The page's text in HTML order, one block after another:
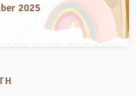
2025